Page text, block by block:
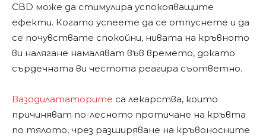
CBD може да стимулира успокояващите
ефекти. Когато успеете да се отпуснете и да
се почувствате спокойни, нивата на кръвното
ви налягане намаляват във времето, докато
сърдечната ви честота реагира съответно.
Вазодилататорите са лекарства, които
причиняват по-лесното протичане на кръвта
по тялото, чрез разширяване на кръвоносните